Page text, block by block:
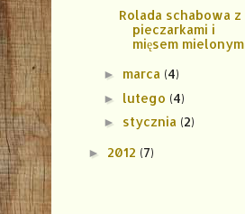
Rolada schabowa z
pieczarkami i
mięsem mielonym
► marca (4)
► lutego (4)
► stycznia (2)
► 2012 (7)